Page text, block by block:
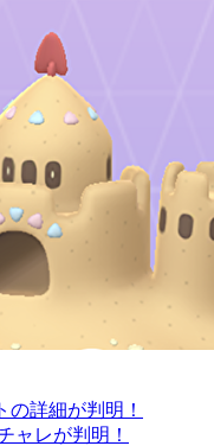
の詳細が判明！
ャレが判明！